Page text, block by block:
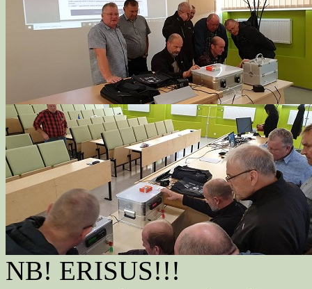
NB! ERISUS!!!